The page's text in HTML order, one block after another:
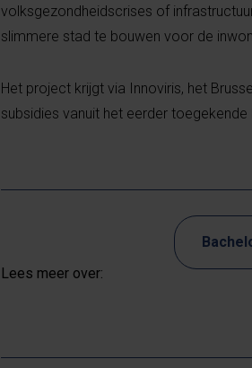
volksgezondheidscrises of
slimmere stad te bouwen voor de
Het project krijgt via Innoviris, het
subsidies vanuit het eerder toegekende
Lees meer over: